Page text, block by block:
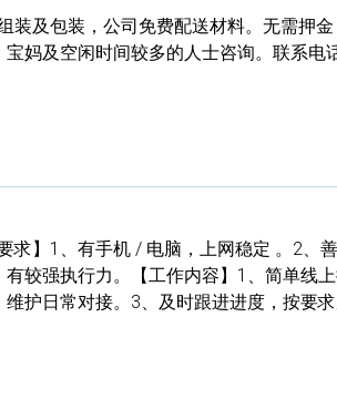
及包装，公司免费配送材料。无需押金
妈及空闲时间较多的人士咨询。联系电
求】1、有手机 / 电脑，上网稳定 。2、
较强执行力。【工作内容】1、简单线
护日常对接。3、及时跟进进度，按要